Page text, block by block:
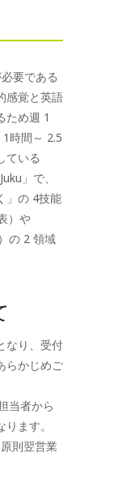
要である
感覚と英語
ため週 1
時間～ 2.5
ている
」で、
」の 4技能
）や
の 2 領域
なり、受付
らかじめご
当者から
ます。
則翌営業